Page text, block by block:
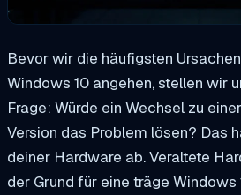
Bevor wir die häufigsten
Windows 10 angehen, stellen wir
Frage: Würde ein Wechsel zu
Version das Problem lösen? Das
deiner Hardware ab. Veraltete
der Grund für eine träge